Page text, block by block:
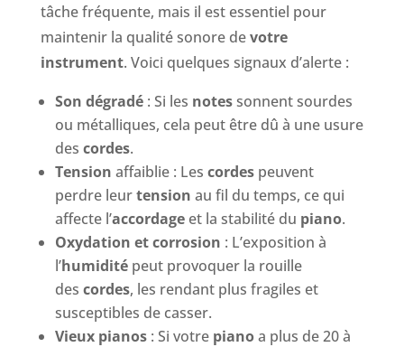
tâche fréquente, mais il est essentiel pour
maintenir la qualité sonore devotre
instrument. Voici quelques signaux d’alerte :
Son dégradé: Si les notessonnent sourdes
ou métalliques, cela peut être dû à une usure
des cordes.
Tension affaiblie : Les cordespeuvent
perdre leurtension au fil du temps, ce qui
affecte l’accordageet la stabilité du piano.
Oxydation et corrosion : L’exposition à
l’humiditépeut provoquer la rouille
des cordes, les rendant plus fragiles et
susceptibles de casser.
Vieux pianos: Si votre pianoa plus de 20 à